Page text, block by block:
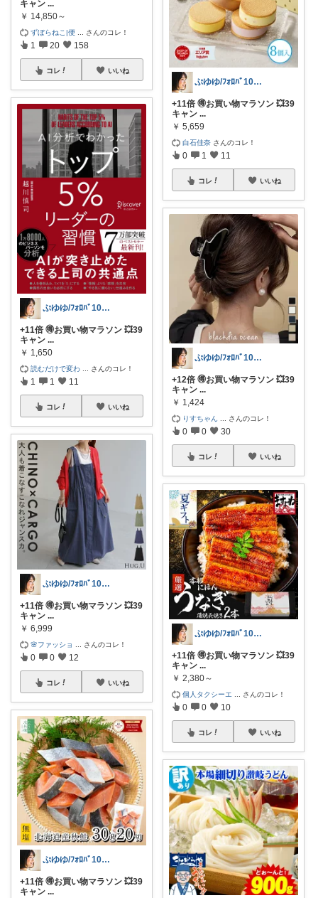
キャン ...
￥ 14,850～
ずぼらねこ|便 さんのコレ！
1 20 158
コレ いいね
ぷゆゆ/ﾌｫﾛﾊﾞ100 ♡から経由購入
+11倍 🉐お買い物マラソン 💥39
キャン ...
￥ 1,650
読むだけで変わ さんのコレ！
1 1 11
コレ いいね
ぷゆゆ/ﾌｫﾛﾊﾞ100 ♡から経由購入
+11倍 🉐お買い物マラソン 💥39
キャン ...
￥ 6,999
🌸ファッショ さんのコレ！
0 0 12
コレ いいね
ぷゆゆ/ﾌｫﾛﾊﾞ100 ♡から経由購入
+11倍 🉐お買い物マラソン 💥39
キャン ...
ぷゆゆ/ﾌｫﾛﾊﾞ100 ♡から経由購入
+11倍 🉐お買い物マラソン 💥39
キャン ...
￥ 5,659
白石佳奈 さんのコレ！
0 1 11
コレ いいね
ぷゆゆ/ﾌｫﾛﾊﾞ100 ♡から経由購入
+12倍 🉐お買い物マラソン 💥39
キャン ...
￥ 1,424
りすちゃん さんのコレ！
0 0 30
コレ いいね
ぷゆゆ/ﾌｫﾛﾊﾞ100 ♡から経由購入
+11倍 🉐お買い物マラソン 💥39
キャン ...
￥ 2,380～
個人タクシーエ さんのコレ！
0 0 10
コレ いいね